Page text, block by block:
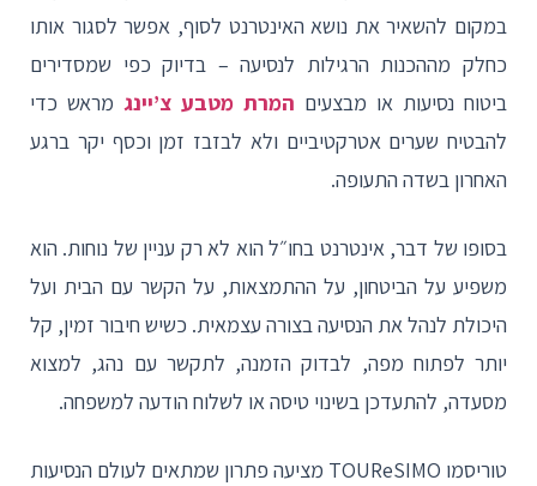
במקום להשאיר את נושא האינטרנט לסוף, אפשר לסגור אותו
כחלק מההכנות הרגילות לנסיעה – בדיוק כפי שמסדירים
ביטוח נסיעות או מבצעים המרת מטבע צ’יינג מראש כדי
להבטיח שערים אטרקטיביים ולא לבזבז זמן וכסף יקר ברגע
האחרון בשדה התעופה.
בסופו של דבר, אינטרנט בחו״ל הוא לא רק עניין של נוחות. הוא
משפיע על הביטחון, על ההתמצאות, על הקשר עם הבית ועל
היכולת לנהל את הנסיעה בצורה עצמאית. כשיש חיבור זמין, קל
יותר לפתוח מפה, לבדוק הזמנה, לתקשר עם נהג, למצוא
מסעדה, להתעדכן בשינוי טיסה או לשלוח הודעה למשפחה.
טוריסמו TOUReSIMO מציעה פתרון שמתאים לעולם הנסיעות